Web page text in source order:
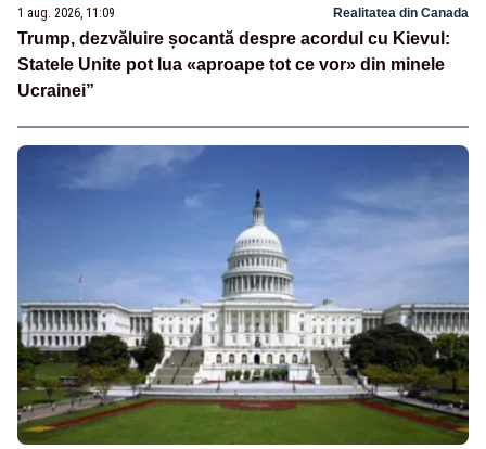
1 aug. 2026, 11:09 Realitatea din Canada
Trump, dezvăluire șocantă despre acordul cu Kievul:
Statele Unite pot lua «aproape tot ce vor» din minele
Ucrainei”